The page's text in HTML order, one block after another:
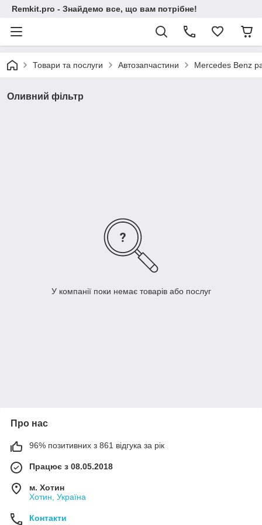
Remkit.pro - Знайдемо все, що вам потрібне!
Товари та послуги Автозапчастини Mercedes Benz
Оливний фільтр
У компанії поки немає товарів або послуг
Про нас
96% позитивних з 861 відгука за рік
Працює з 08.05.2018
м. Хотин
Хотин, Україна
Контакти